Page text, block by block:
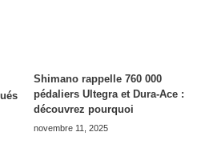
Shimano rappelle 760 000
pédaliers Ultegra et Dura-Ace :
découvrez pourquoi
novembre 11, 2025